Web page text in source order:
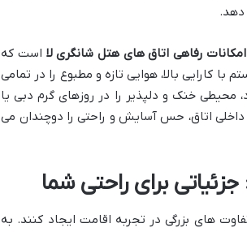
دهد.
امکانات رفاهی اتاق های هتل شانگری لا است که
با کارایی بالا، هوایی تازه و مطبوع را در تمامی
خنک و دلپذیر را در روزهای گرم دبی یا
داخلی اتاق، حس آسایش و راحتی را دوچندان می
برای راحتی شما
های بزرگی در تجربه اقامت ایجاد کنند. به